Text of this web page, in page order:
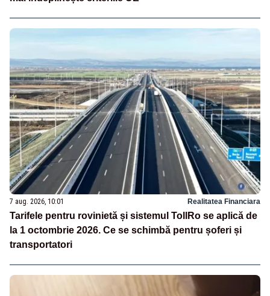
7 aug. 2026, 10:01 Realitatea Financiara
Tarifele pentru rovinietă și sistemul TollRo se aplică de
la 1 octombrie 2026. Ce se schimbă pentru șoferi și
transportatori